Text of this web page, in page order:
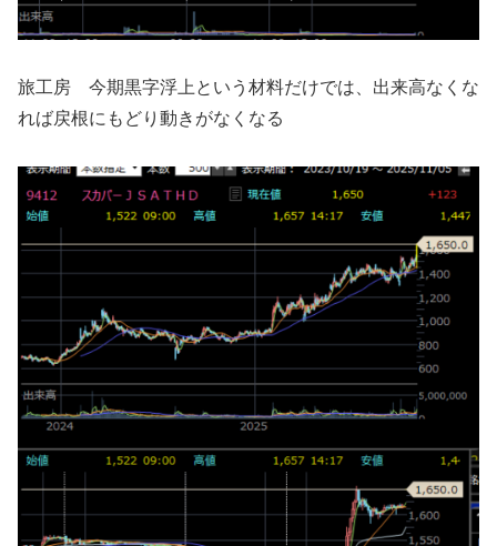
旅工房 今期黒字浮上という材料だけでは、出来高なくな
れば戻根にもどり動きがなくなる